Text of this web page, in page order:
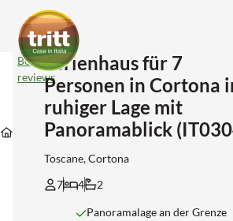
Unterkünfte
Unterkünfte
in
Unterkünfte
in
Unterkünfte
in
Ferienhaus
für
7
Personen
in
Cortona
in
ruhiger
Lage
mit
Panoramablick
(IT0304)
Bekijk
reviews
Ferienhaus für 7
Personen in Cortona
ruhiger Lage mit
Panoramablick
Toscane, Cortona
7
4 2
Panoramalage an der Grenze